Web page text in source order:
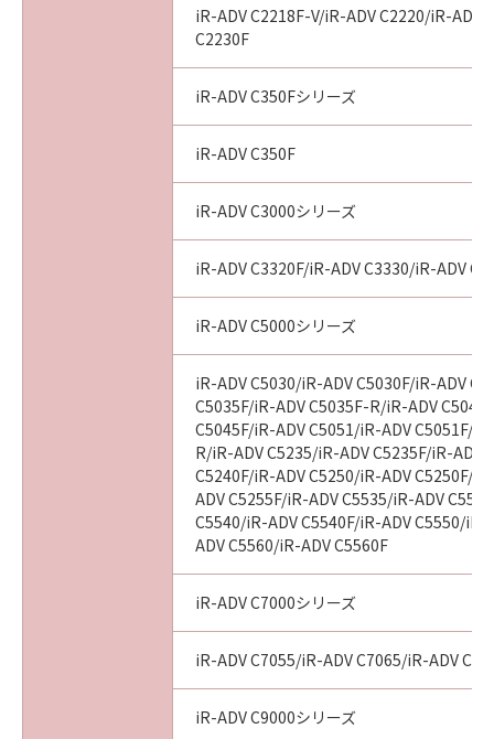
[RELEASE OF LIABILITY] TO THE FULL
EXTENT PERMITTED BY APPLICABLE LAW,
YOU HEREBY RELEASE CANON, CANON'S
SUBSIDIARIES AND AFFILIATES, THEIR
DISTRIBUTORS, DEALERS AND CANON'S
ARISING FROM OR RELATED TO ALL CLAIMS
CONCERNING THE SOFTWARE OR ITS USE.
This Agreement is effective upon your
acceptance hereof by clicking the button
indicating your acceptance as stated below or
installing the SOFTWARE and remains in
effect until terminated. You may terminate
this Agreement by destroying the SOFTWARE
including any and all copies thereof.
This Agreement shall also terminate if you fail
to comply with any terms hereof. Upon
termination of this Agreement, in addition to
Canon enforcing its respective legal rights,
you must then promptly destroy the
thereof. Notwithstanding the foregoing,
Sections 4, and 7 through 11 shall survive any
iR-ADV C2218F-V/iR-ADV C2220/iR-ADV
C2230F
iR-ADV C350Fシリーズ
iR-ADV C350F
iR-ADV C3000シリーズ
iR-ADV C3320F/iR-ADV C3330/iR-ADV
iR-ADV C5000シリーズ
iR-ADV C5030/iR-ADV C5030F/iR-ADV
C5035F/iR-ADV C5035F-R/iR-ADV
C5045F/iR-ADV C5051/iR-ADV C5051F/
R/iR-ADV C5235/iR-ADV C5235F/iR-ADV
C5240F/iR-ADV C5250/iR-ADV C5250F/
ADV C5255F/iR-ADV C5535/iR-ADV
C5540/iR-ADV C5540F/iR-ADV C5550/iR-
ADV C5560/iR-ADV C5560F
iR-ADV C7000シリーズ
iR-ADV C7055/iR-ADV C7065/iR-ADV
iR-ADV C9000シリーズ